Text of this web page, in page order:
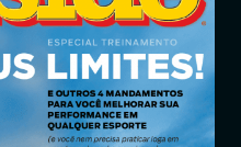
Jornais